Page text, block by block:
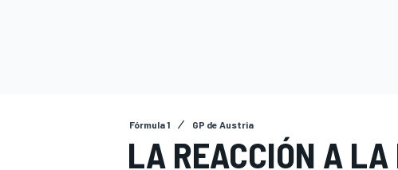
Fórmula 1 GP de Austria
LA REACCIÓN A LA